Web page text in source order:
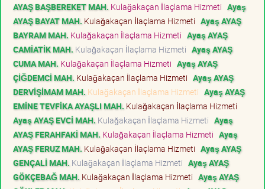
AYAŞ BAŞBEREKET MAH. Kulağakaçan İlaçlama Hizmeti Ayaş
AYAŞ BAYAT MAH. Kulağakaçan İlaçlama Hizmeti Ayaş AYAŞ
BAYRAM MAH. Kulağakaçan İlaçlama Hizmeti Ayaş AYAŞ
CAMİATİK MAH. Kulağakaçan İlaçlama Hizmeti Ayaş AYAŞ
CUMA MAH. Kulağakaçan İlaçlama Hizmeti Ayaş AYAŞ
ÇİĞDEMCİ MAH. Kulağakaçan İlaçlama Hizmeti Ayaş AYAŞ
DERVİŞİMAM MAH. Kulağakaçan İlaçlama Hizmeti Ayaş AYAŞ
EMİNE TEVFİKA AYAŞLI MAH. Kulağakaçan İlaçlama Hizmeti
Ayaş AYAŞ EVCİ MAH. Kulağakaçan İlaçlama Hizmeti Ayaş
AYAŞ FERAHFAKİ MAH. Kulağakaçan İlaçlama Hizmeti Ayaş
AYAŞ FERUZ MAH. Kulağakaçan İlaçlama Hizmeti Ayaş AYAŞ
GENÇALİ MAH. Kulağakaçan İlaçlama Hizmeti Ayaş AYAŞ
GÖKÇEBAĞ MAH. Kulağakaçan İlaçlama Hizmeti Ayaş AYAŞ